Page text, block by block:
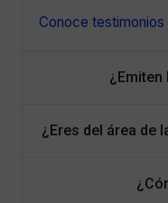
Conoce
¿Eres del área de